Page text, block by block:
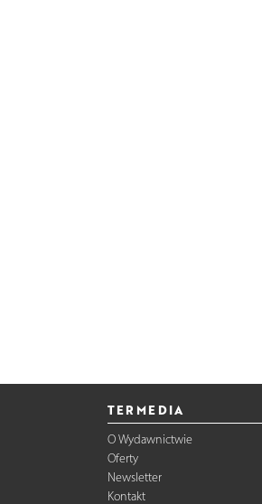
TERMEDIA
O Wydawnictwie
Oferty
Newsletter
Kontakt